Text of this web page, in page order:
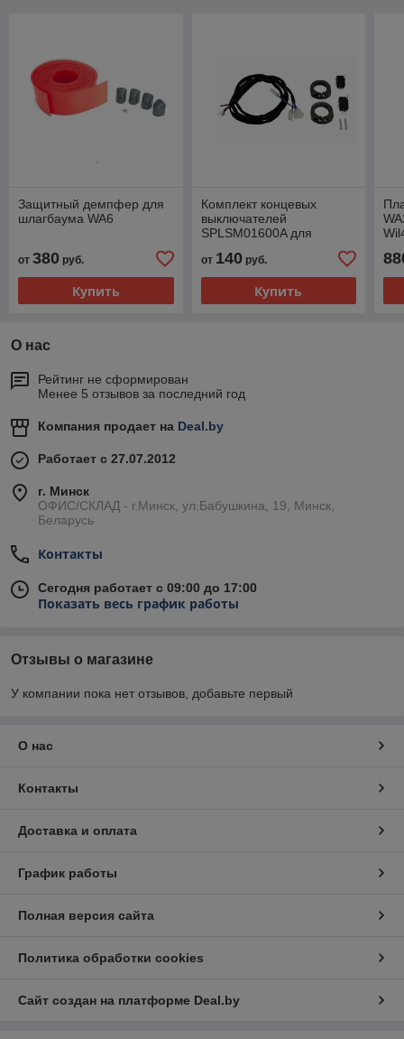
Защитный демпфер для
шлагбаума WA6
от 380 руб.
Купить
Комплект концевых
выключателей
SPLSM01600A для
от 140руб.
Купить
О нас
Рейтинг не сформирован
Менее 5 отзывов за последний год
Компания продает на Deal.by
Работает с 27.07.2012
г. Минск
ОФИС/СКЛАД - г.Минск, ул.Бабушкина, 19, Минск,
Беларусь
Контакты
Сегодня работает с 09:00 до 17:00
Показать весь график работы
Отзывы о магазине
У компании пока нет отзывов, добавьте первый
О нас
Контакты
Доставка и оплата
График работы
Полная версия сайта
Политика обработки cookies
Сайт создан на платформе Deal.by